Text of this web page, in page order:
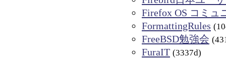
Firefox OS コミュ
FormattingRules
FreeBSD勉強会
FuraIT (3337d)